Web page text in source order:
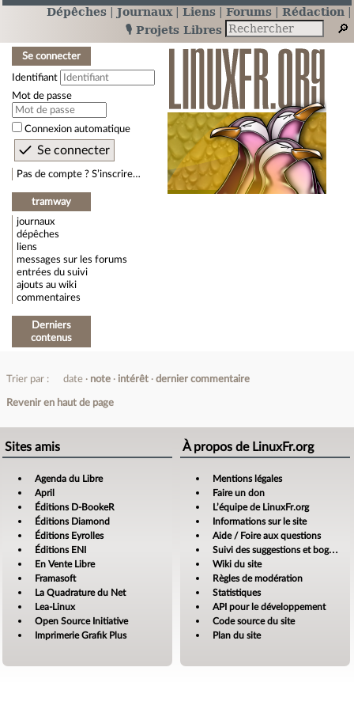
Dépêches Journaux Liens Forums
Rédaction
🎙️ Projets Libres
Se connecter
Identifiant
Mot de passe
Connexion automatique
Pas de compte ? S’inscrire…
tramway
journaux
dépêches
liens
messages sur les forums
entrées du suivi
ajouts au wiki
commentaires
Derniers
contenus
Trier par : date note intérêt dernier commentaire
Revenir en haut de page
Sites amis
Agenda du Libre
April
Éditions D-BookeR
Éditions Diamond
Éditions Eyrolles
Éditions ENI
En Vente Libre
Framasoft
La Quadrature du Net
Lea-Linux
Open Source Initiative
Imprimerie Grafik Plus
À propos de LinuxFr.org
Mentions légales
Faire un don
L’équipe de LinuxFr.org
Informations sur le site
Aide / Foire aux questions
Suivi des suggestions et bogues
Wiki du site
Règles de modération
Statistiques
API pour le développement
Code source du site
Plan du site